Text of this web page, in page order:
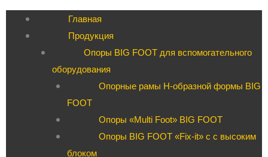
Главная
Продукция
Опоры BIG FOOT для вспомогательного
оборудования
Опорные рамы H-образной формы BIG
FOOT
Опоры «Multi Foot» BIG FOOT
Опоры BIG FOOT «Fix-it» c с высоким
блоком